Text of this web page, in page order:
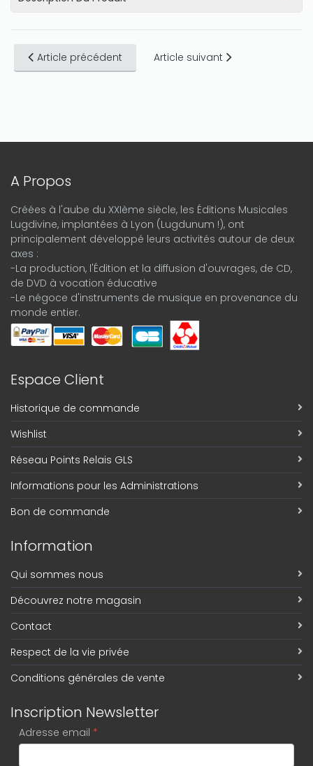
Article précédent Article suivant
A Propos
Créées à l'aube du XXIème siècle, les Éditions Musicales
Lugdivine, implantées à Lyon (Lugdunum !), ont
principalement développé leurs activités autour de deux
axes :
-La production, l'Édition et la diffusion d'ouvrages, de CD,
de DVD à vocation éducative
-Le négoce d'instruments de musique en provenance du
monde entier.
Espace Client
Historique de commande
Wishlist
Réseau Points Relais GLS
Informations pour les Administrations
Bon de commande
Information
Qui sommes nous
Découvrez notre magasin
Contact
Respect de la vie privée
Conditions générales de vente
Inscription Newsletter
Adresse email *